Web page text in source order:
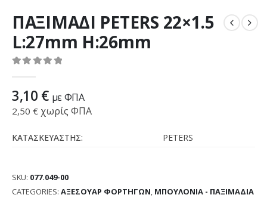
ΠΑΞΙΜΑΔΙ PETERS 22×1.5
L:27mm H:26mm
3,10 € με ΦΠΑ
2,50 € χωρίς ΦΠΑ
ΚΑΤΑΣΚΕΥΑΣΤΗΣ: PETERS
SKU: 077.049-00
CATEGORIES: ΑΞΕΣΟΥΑΡ ΦΟΡΤΗΓΩΝ, ΜΠΟΥΛΟΝΙΑ - ΠΑΞΙΜΑΔΙΑ